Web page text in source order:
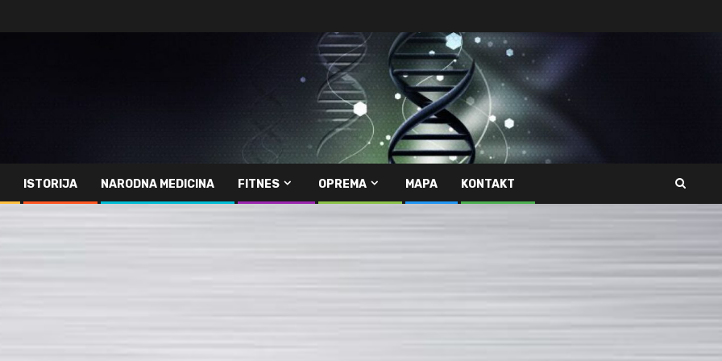
ISTORIJA NARODNA MEDICINA FITNES OPREMA MAPA KONTAKT